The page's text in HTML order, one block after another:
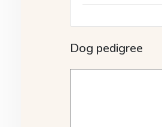
Dog pedigree